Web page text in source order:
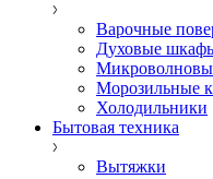
Варочные
Духовые
Морозильные
Холодильники
Бытовая техника
Вытяжки